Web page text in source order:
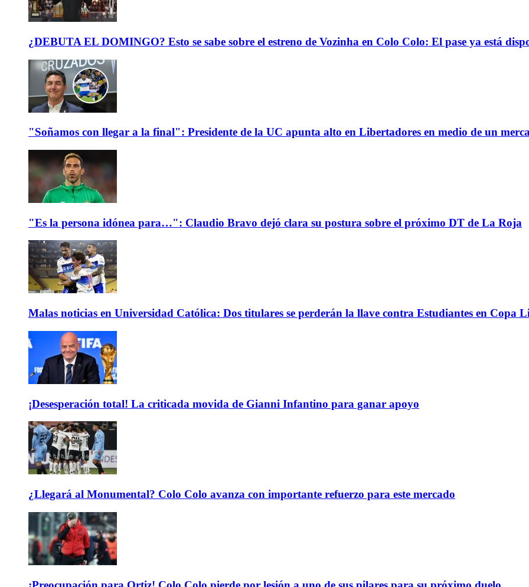
¿DEBUTA EL DOMINGO? Esto se sabe sobre el estreno de Vozinha en Colo Colo: El pase ya está
"Soñamos con llegar a la final": Presidente de la UC apunta alto en Libertadores en medio de un
"Es la persona idónea para…": Claudio Bravo dejó clara su postura sobre el próximo DT de La Roja
Malas noticias en Universidad Católica: Dos titulares se perderán la llave contra Estudiantes en Copa
¡Desesperación total! La criticada movida de Gianni Infantino para ganar apoyo
¿Llegará al Monumental? Colo Colo avanza con importante refuerzo para este mercado